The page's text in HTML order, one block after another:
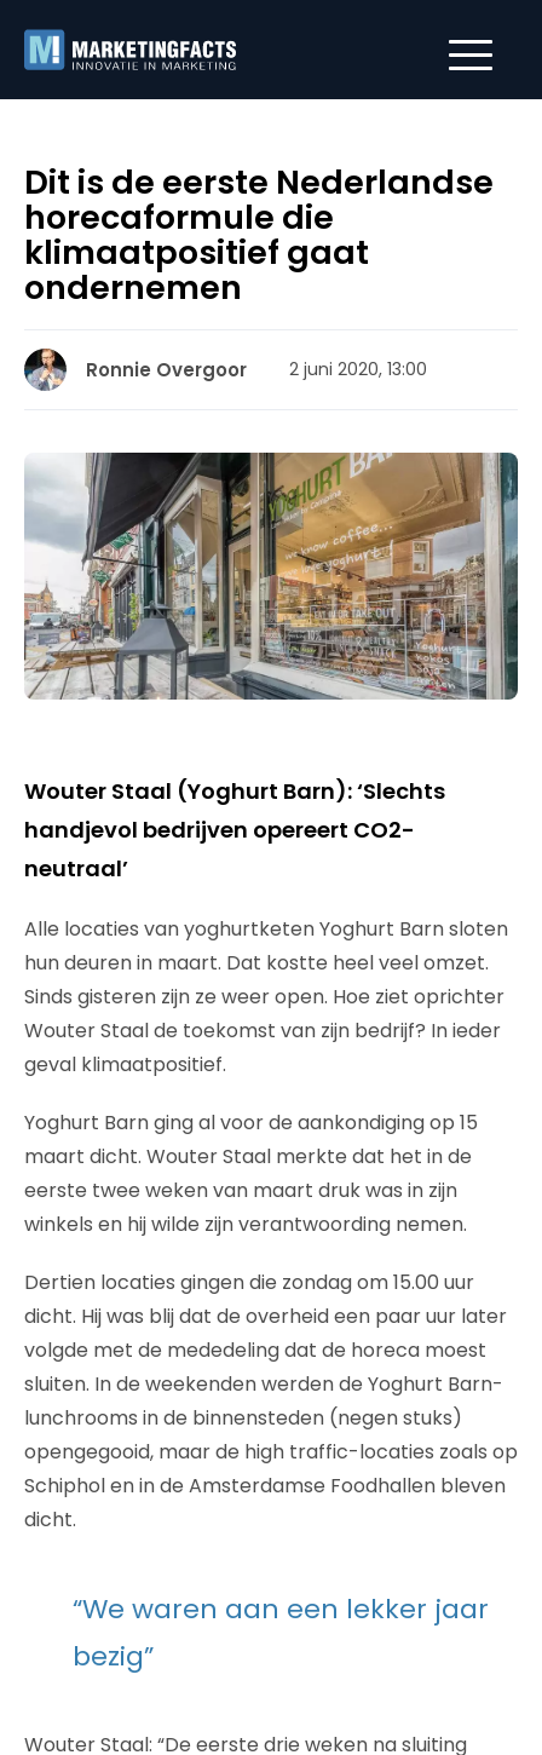
Dit is de eerste Nederlandse
horecaformule die
klimaatpositief gaat
ondernemen
Ronnie Overgoor 2 juni 2020, 13:00
Wouter Staal (Yoghurt Barn): ‘Slechts
handjevol bedrijven opereert CO2-
neutraal’
Alle locaties van yoghurtketen Yoghurt Barn sloten
hun deuren in maart. Dat kostte heel veel omzet.
Sinds gisteren zijn ze weer open. Hoe ziet oprichter
Wouter Staal de toekomst van zijn bedrijf? In ieder
geval klimaatpositief.
Yoghurt Barn ging al voor de aankondiging op 15
maart dicht. Wouter Staal merkte dat het in de
eerste twee weken van maart druk was in zijn
winkels en hij wilde zijn verantwoording nemen.
Dertien locaties gingen die zondag om 15.00 uur
dicht. Hij was blij dat de overheid een paar uur later
volgde met de mededeling dat de horeca moest
sluiten. In de weekenden werden de Yoghurt Barn-
lunchrooms in de binnensteden (negen stuks)
opengegooid, maar de high traffic-locaties zoals op
Schiphol en in de Amsterdamse Foodhallen bleven
dicht.
“We waren aan een lekker jaar
bezig”
Wouter Staal: “De eerste drie weken na sluiting